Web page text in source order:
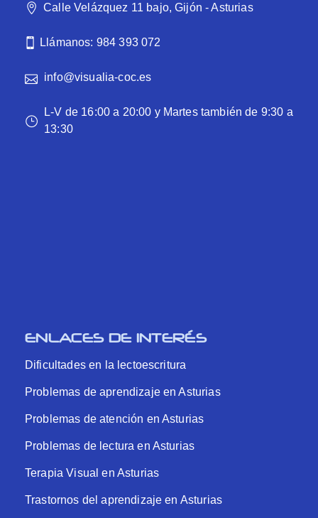
Calle Velázquez 11 bajo, Gijón - Asturias
Llámanos: 984 393 072
info@visualia-coc.es
L-V de 16:00 a 20:00 y Martes también de 9:30 a
13:30
ENLACES DE INTERÉS
Dificultades en la lectoescritura
Problemas de aprendizaje en Asturias
Problemas de atención en Asturias
Problemas de lectura en Asturias
Terapia Visual en Asturias
Trastornos del aprendizaje en Asturias